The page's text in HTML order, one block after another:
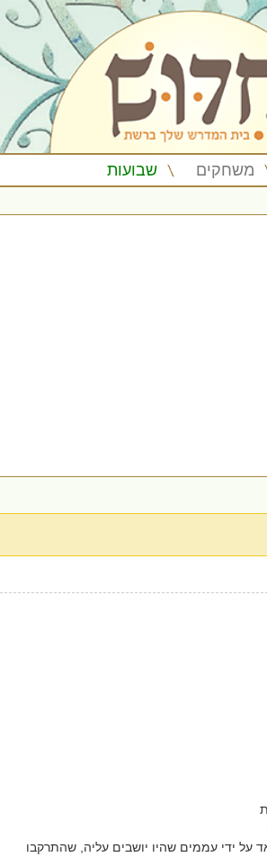
משחקים שבועות
על ידי עממים שהיו יושבים עליה, שהתרקבו